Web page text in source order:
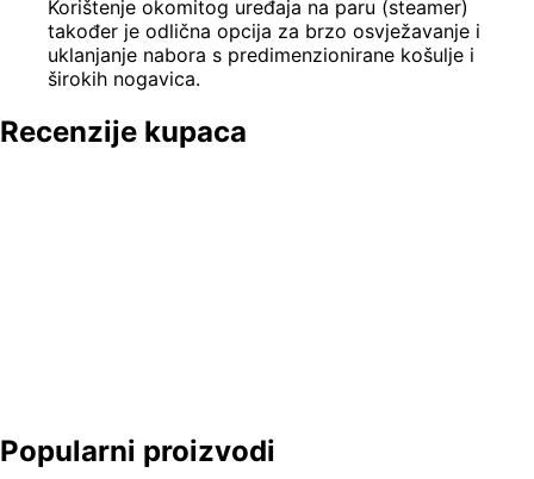
Korištenje okomitog uređaja na paru (steamer)
također je odlična opcija za brzo osvježavanje i
uklanjanje nabora s predimenzionirane košulje i
širokih nogavica.
Recenzije kupaca
Popularni proizvodi